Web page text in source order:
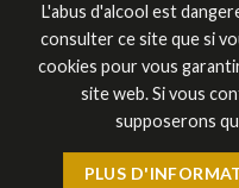
Mentions Légales
Copyright Aux Graves de
Ouest - Création
L'abus d'alcool est
consulter ce site que si
cookies pour vous
site web. Si vous
supposerons
PLUS